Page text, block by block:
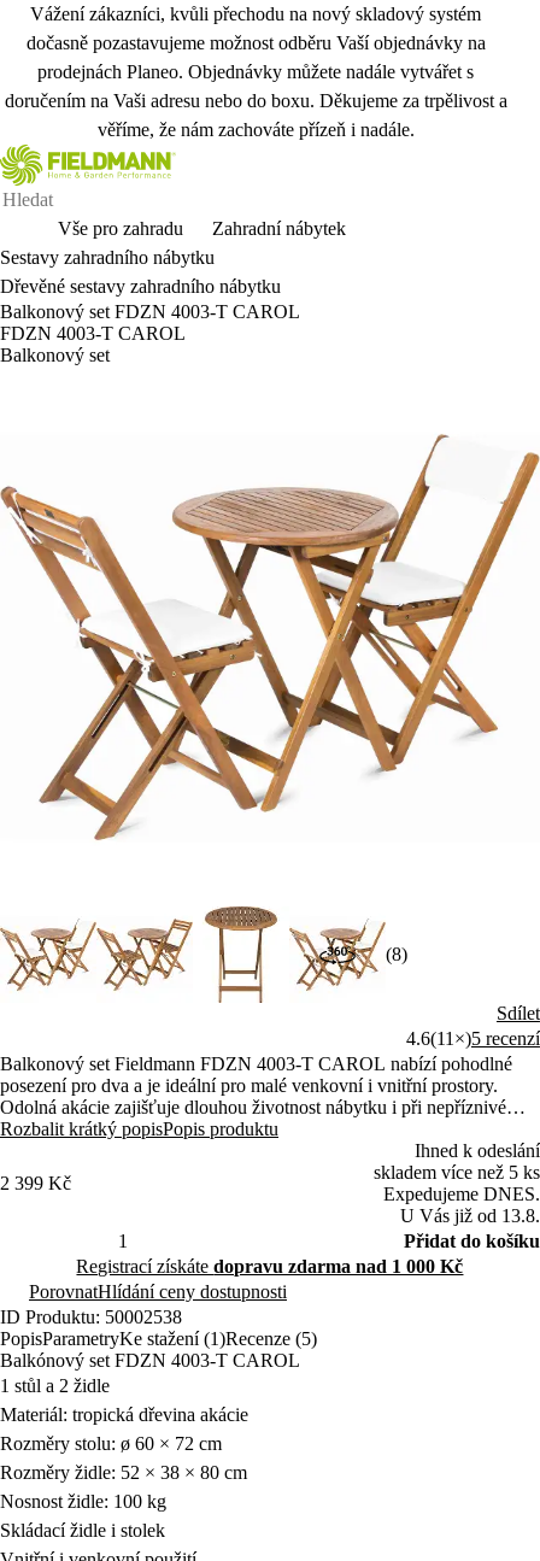
Vážení zákazníci, kvůli přechodu na nový skladový systém
dočasně pozastavujeme možnost odběru Vaší objednávky na
prodejnách Planeo. Objednávky můžete nadále vytvářet s
doručením na Vaši adresu nebo do boxu. Děkujeme za trpělivost a
věříme, že nám zachováte přízeň i nadále.
Vše pro zahradu
Zahradní nábytek
Sestavy zahradního nábytku
Dřevěné sestavy zahradního nábytku
Balkonový set FDZN 4003-T CAROL
FDZN 4003-T CAROL
Balkonový set
(8)
Sdílet
4.6(11×)5 recenzí
Balkonový set Fieldmann FDZN 4003-T CAROL nabízí pohodlné
posezení pro dva a je ideální pro malé venkovní i vnitřní prostory.
Odolná akácie zajišťuje dlouhou životnost nábytku i při nepříznivém
počasí. Součástí balení jsou měkké polštářky, které zvyšují komfort a
Rozbalit krátký popisPopis produktu
2 399 Kč
Ihned k odeslání
skladem více než 5 ks
Expedujeme DNES.
U Vás již od 13.8.
Přidat do košíku
Registrací získátedopravu zdarma nad 1 000 Kč
PorovnatHlídání ceny dostupnosti
ID Produktu: 50002538
PopisParametryKe stažení (1)Recenze (5)
Balkónový set FDZN 4003-T CAROL
1 stůl a 2 židle
Materiál: tropická dřevina akácie
Rozměry stolu: ø 60 × 72 cm
Rozměry židle: 52 × 38 × 80 cm
Nosnost židle: 100 kg
Skládací židle i stolek